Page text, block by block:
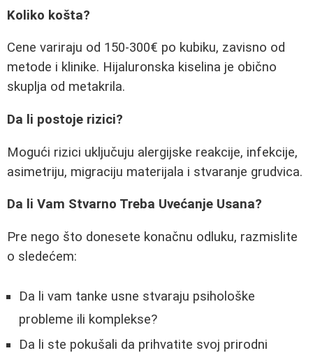
Koliko košta?
Cene variraju od 150-300€ po kubiku, zavisno od
metode i klinike. Hijaluronska kiselina je obično
skuplja od metakrila.
Da li postoje rizici?
Mogući rizici uključuju alergijske reakcije, infekcije,
asimetriju, migraciju materijala i stvaranje grudvica.
Da li Vam Stvarno Treba Uvećanje Usana?
Pre nego što donesete konačnu odluku, razmislite
o sledećem:
Da li vam tanke usne stvaraju psihološke
probleme ili komplekse?
Da li ste pokušali da prihvatite svoj prirodni